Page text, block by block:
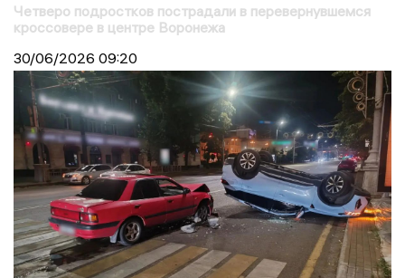
Четверо подростков пострадали в перевернувшемся
кроссовере в центре Воронежа
30/06/2026 09:20